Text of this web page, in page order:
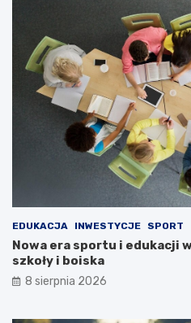
EDUKACJA INWESTYCJE SPORT
Nowa era sportu i edukacji
szkoły i boiska
8 sierpnia 2026